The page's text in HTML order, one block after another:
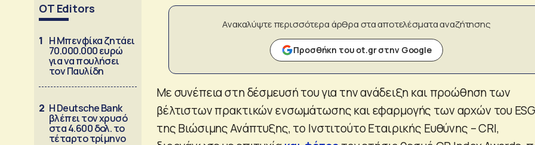
OT Editors
1 Η Μπενφίκα ζητάει
70.000.000 ευρώ
για να πουλήσει
τον Παυλίδη
2 Η Deutsche Bank
βλέπει τον χρυσό
στα 4.600 δολ. το
τέταρτο τρίμηνο
Ανακαλύψτε περισσότερα άρθρα στα αποτελέσματα αναζήτησης
Προσθήκη του ot.gr στην Google
Με συνέπεια στη δέσμευσή του για την ανάδειξη και προώθηση των
βέλτιστων πρακτικών ενσωμάτωσης και εφαρμογής των αρχών του
της Βιώσιμης Ανάπτυξης, το Ινστιτούτο Εταιρικής Ευθύνης – CRI,